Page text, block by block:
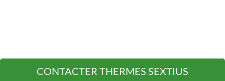
CONTACTER THERMES SEXTIUS